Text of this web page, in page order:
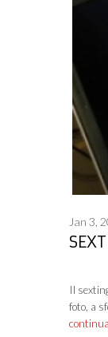
Jan 3,
Il
foto, a
continua